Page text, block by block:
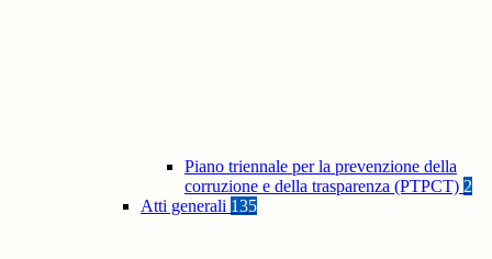
Piano triennale per la prevenzione della
corruzione e della trasparenza (PTPCT) 2
Atti generali 135